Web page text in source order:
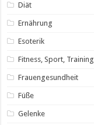
Diät
Ernährung
Esoterik
Fitness, Sport, Training
Frauengesundheit
Füße
Gelenke